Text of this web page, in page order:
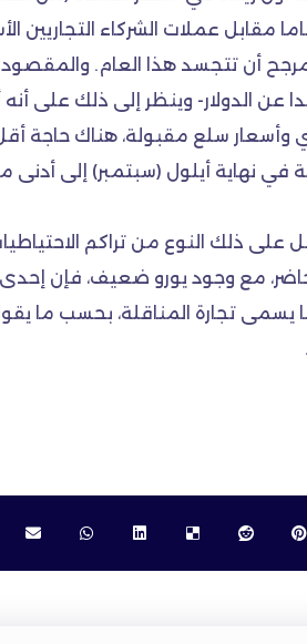
أن تتجسد هذا العام. والمقصود
عن الدولار- وينظر إلى ذلك على
وأسعار سلع مقبولة، هناك حاجة
ذلك النوع من تراكم
مع وجود يورو ضعيف، فإن إحدى
تجارة المناقلة، بحسب ما